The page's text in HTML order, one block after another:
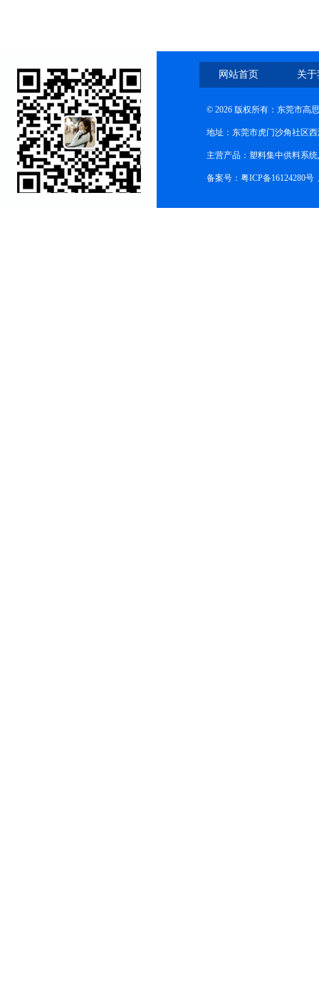
网站首页 关
© 2026 版权所有：东莞市高
地址：东莞市虎门沙角社区
主营产品：塑料集中供料系
备案号：粤ICP备16124280号